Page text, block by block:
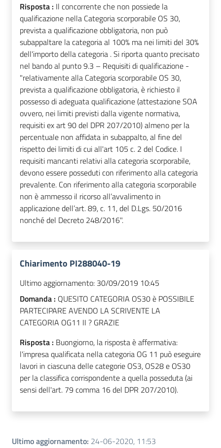
Risposta : Il concorrente che non possiede la
qualificazione nella Categoria scorporabile OS 30,
prevista a qualificazione obbligatoria, non può
subappaltare la categoria al 100% ma nei limiti del 30%
dell'importo della categoria . Si riporta quanto precisato
nel bando al punto 9.3 – Requisiti di qualificazione -
"relativamente alla Categoria scorporabile OS 30,
prevista a qualificazione obbligatoria, è richiesto il
possesso di adeguata qualificazione (attestazione SOA
ovvero, nei limiti previsti dalla vigente normativa,
requisiti ex art 90 del DPR 207/2010) almeno per la
percentuale non affidata in subappalto, al fine del
rispetto dei limiti di cui all'art 105 c. 2 del Codice. I
requisiti mancanti relativi alla categoria scorporabile,
devono essere posseduti con riferimento alla categoria
prevalente. Con riferimento alla categoria scorporabile
non è ammesso il ricorso all’avvalimento in
applicazione dell’art. 89, c. 11, del D.Lgs. 50/2016
nonché del Decreto 248/2016".
Chiarimento PI288040-19
Ultimo aggiornamento: 30/09/2019 10:45
Domanda : QUESITO CATEGORIA OS30 è POSSIBILE
PARTECIPARE AVENDO LA SCRIVENTE LA
CATEGORIA OG11 II ? GRAZIE
Risposta : Buongiorno, la risposta è affermativa:
l'impresa qualificata nella categoria OG 11 può eseguire
lavori in ciascuna delle categorie OS3, OS28 e OS30
per la classifica corrispondente a quella posseduta (ai
sensi dell'art. 79 comma 16 del DPR 207/2010).
Ultimo aggiornamento: 24-06-2020, 11:53